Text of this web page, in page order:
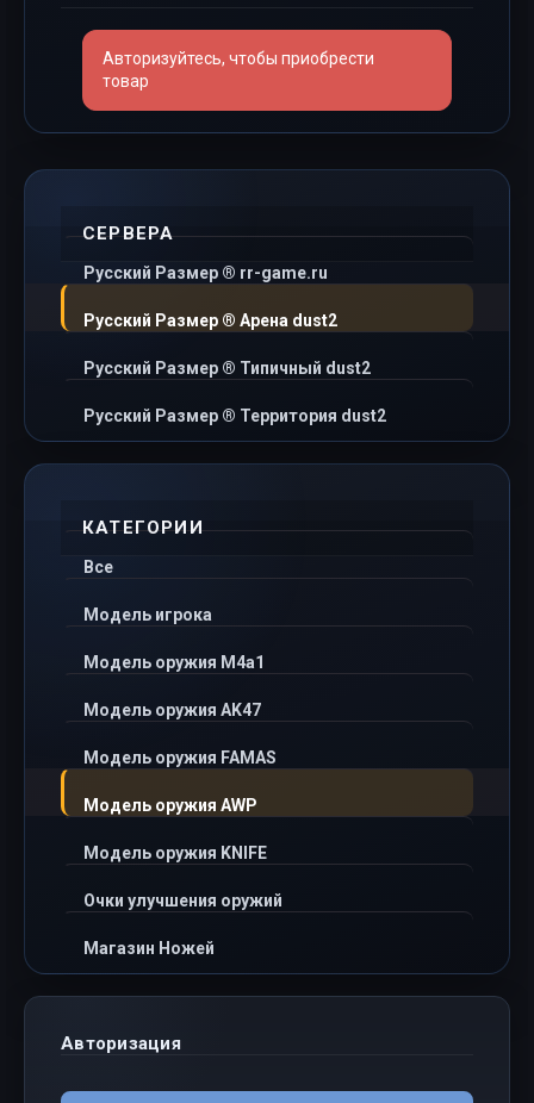
Авторизуйтесь, чтобы приобрести
товар
СЕРВЕРА
Русский Размер ® rr-game.ru
Русский Размер ® Арена dust2
Русский Размер ® Типичный dust2
Русский Размер ® Территория dust2
КАТЕГОРИИ
Все
Модель игрока
Модель оружия M4a1
Модель оружия AK47
Модель оружия FAMAS
Модель оружия AWP
Модель оружия KNIFE
Очки улучшения оружий
Магазин Ножей
Авторизация